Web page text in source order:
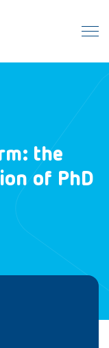
the
of PhD